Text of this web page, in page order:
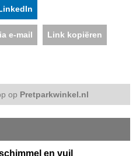
e-mail Link kopiëren
op Pretparkwinkel.nl
en vuil